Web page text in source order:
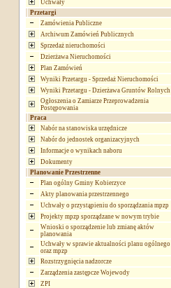
Uchwały
Przetargi
Zamówienia Publiczne
Archiwum Zamówień Publicznych
Sprzedaż nieruchomości
Dzierżawa Nieruchomości
Plan Zamówień
Wyniki Przetargu - Sprzedaż Nieruchomości
Wyniki Przetargu - Dzierżawa Gruntów Rolnych
Ogłoszenia o Zamiarze Przeprowadzenia
Postępowania
Praca
Nabór na stanowiska urzędnicze
Nabór do jednostek organizacyjnych
Informacje o wynikach naboru
Dokumenty
Planowanie Przestrzenne
Plan ogólny Gminy Kobierzyce
Akty planowania przestrzennego
Uchwały o przystąpieniu do sporządzania mpzp
Projekty mpzp sporządzane w nowym trybie
Wnioski o sporządzenie lub zmianę aktów
planowania
Uchwały w sprawie aktualności planu ogólnego
oraz mpzp
Rozstrzygnięcia nadzorcze
Zarządzenia zastępcze Wojewody
ZPI